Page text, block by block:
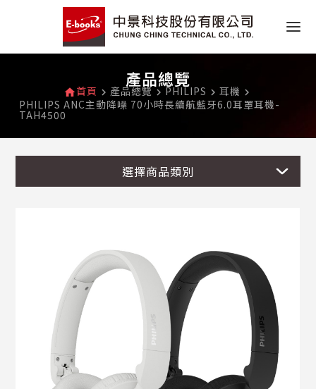
產品總覽
home首頁 navigate_next 產品總覽 navigate_next PHILIPS navigate_next 耳機 navigate_next
PHILIPS ANC主動降噪 70小時長續航藍牙6.0耳罩耳機-
TAH4500
選擇商品類別